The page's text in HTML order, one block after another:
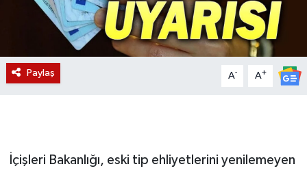
Paylaş A- A+
İçişleri Bakanlığı, eski tip ehliyetlerini yenilemeyen